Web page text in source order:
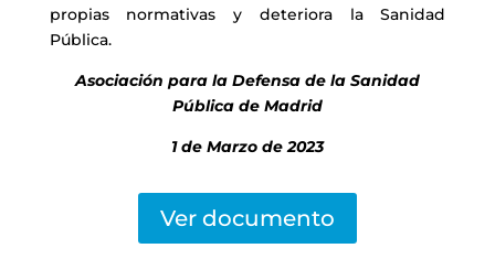
propias normativas y deteriora la Sanidad
Pública.
Asociación para la Defensa de la Sanidad
Pública de Madrid
1 de Marzo de 2023
Ver documento